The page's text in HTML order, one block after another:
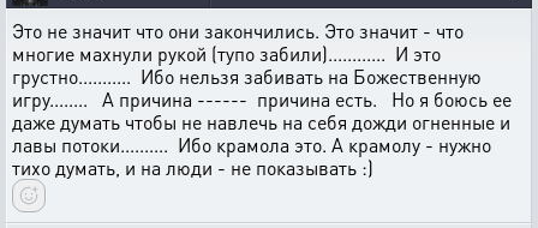
Это не значит что они закончились. Это значит - что
многие махнули рукой (тупо забили)............ И это
грустно........... Ибо нельзя забивать на Божественную
игру........ А причина ------ причина есть. Но я боюсь ее
даже думать чтобы не навлечь на себя дожди огненные и
лавы потоки.......... Ибо крамола это. А крамолу - нужно
тихо думать, и на люди - не показывать :)